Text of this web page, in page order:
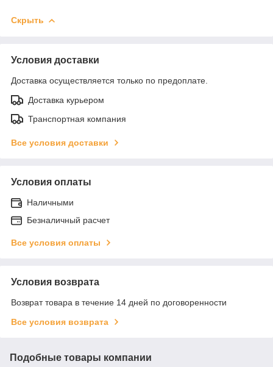
Скрыть
Условия доставки
Доставка осуществляется только по предоплате.
Доставка курьером
Транспортная компания
Все условия доставки
Условия оплаты
Наличными
Безналичный расчет
Все условия оплаты
Условия возврата
Возврат товара в течение 14 дней по договоренности
Все условия возврата
Подобные товары компании